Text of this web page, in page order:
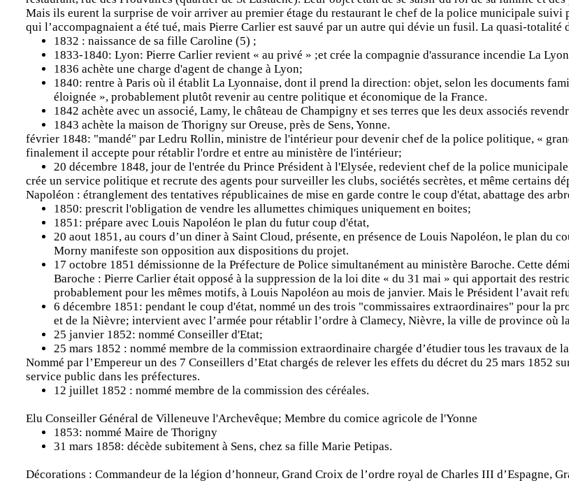
Mais ils eurent la surprise de voir arriver au premier étage du restaurant le chef de la police municipale suivi
qui l’accompagnaient a été tué, mais Pierre Carlier est sauvé par un autre qui dévie un fusil. La quasi-totalité
1832 : naissance de sa fille Caroline (5) ;
1833-1840: Lyon: Pierre Carlier revient « au privé » ;et crée la compagnie d'assurance incendie La
1836 achète une charge d'agent de change à Lyon;
1840: rentre à Paris où il établit La Lyonnaise, dont il prend la direction: objet, selon les documents
éloignée », probablement plutôt revenir au centre politique et économique de la France.
1842 achète avec un associé, Lamy, le château de Champigny et ses terres que les deux associés
1843 achète la maison de Thorigny sur Oreuse, près de Sens, Yonne.
février 1848: "mandé" par Ledru Rollin, ministre de l'intérieur pour devenir chef de la police politique, «
finalement il accepte pour rétablir l'ordre et entre au ministère de l'intérieur;
20 décembre 1848, jour de l'entrée du Prince Président à l'Elysée, redevient chef de la police
crée un service politique et recrute des agents pour surveiller les clubs, sociétés secrètes, et même certains
Napoléon : étranglement des tentatives républicaines de mise en garde contre le coup d'état, abattage des
1850: prescrit l'obligation de vendre les allumettes chimiques uniquement en boites;
1851: prépare avec Louis Napoléon le plan du futur coup d'état,
20 aout 1851, au cours d’un diner à Saint Cloud, présente, en présence de Louis Napoléon, le plan du
Morny manifeste son opposition aux dispositions du projet.
17 octobre 1851 démissionne de la Préfecture de Police simultanément au ministère Baroche. Cette
Baroche : Pierre Carlier était opposé à la suppression de la loi dite « du 31 mai » qui apportait des
probablement pour les mêmes motifs, à Louis Napoléon au mois de janvier. Mais le Président l’avait
6 décembre 1851: pendant le coup d'état, nommé un des trois "commissaires extraordinaires" pour la
et de la Nièvre; intervient avec l’armée pour rétablir l’ordre à Clamecy, Nièvre, la ville de province où
25 janvier 1852: nommé Conseiller d'Etat;
25 mars 1852 : nommé membre de la commission extraordinaire chargée d’étudier tous les travaux de
Nommé par l’Empereur un des 7 Conseillers d’Etat chargés de relever les effets du décret du 25 mars 1852
service public dans les préfectures.
12 juillet 1852 : nommé membre de la commission des céréales.
Elu Conseiller Général de Villeneuve l'Archevêque; Membre du comice agricole de l'Yonne
1853: nommé Maire de Thorigny
31 mars 1858: décède subitement à Sens, chez sa fille Marie Petipas.
Décorations : Commandeur de la légion d’honneur, Grand Croix de l’ordre royal de Charles III d’Espagne,